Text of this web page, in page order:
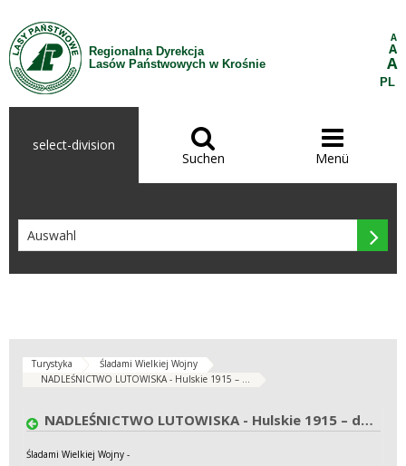
Zum Inhalt wechseln
Regionalna Dyrekcja
Lasów Państwowych w Krośnie
A
A
A
PL
select-division 
Suchen

Menü

Turystyka
Śladami Wielkiej Wojny
NADLEŚNICTWO LUTOWISKA - Hulskie 1915 – ...
NADLEŚNICTWO LUTOWISKA - Hulskie 1915 – dolina „krwawego Sanu”
Śladami Wielkiej Wojny -